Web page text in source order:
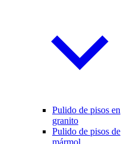
Pulido de pisos en
granito
Pulido de pisos de
mármol